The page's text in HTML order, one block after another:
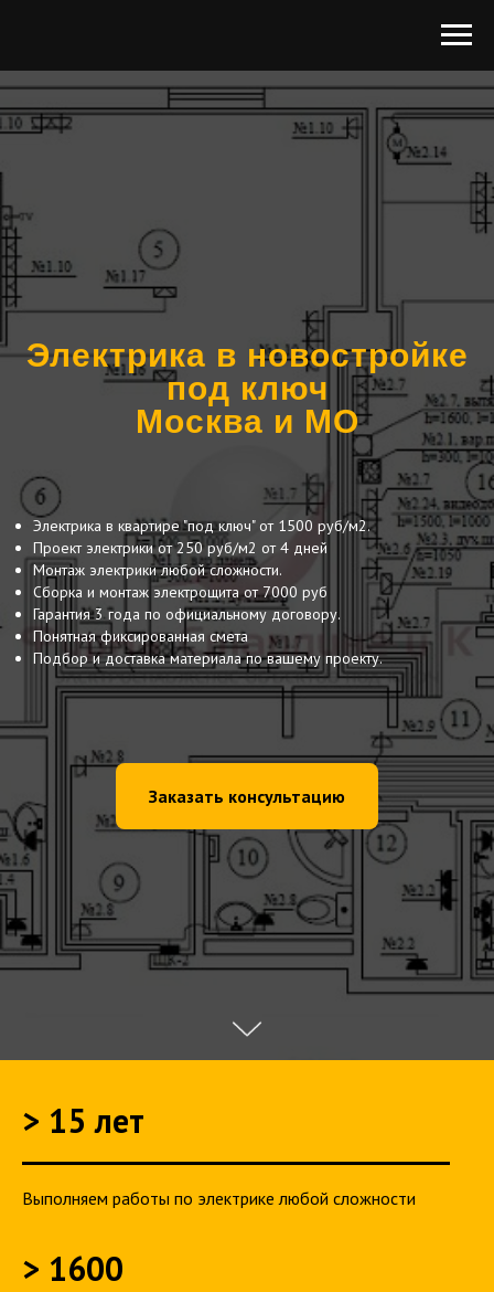
Электрика в новостройке
под ключ
Москва и МО
Электрика в квартире "под ключ" от 1500 руб/м2.
Проект электрики от 250 руб/м2 от 4 дней
Монтаж электрики любой сложности.
Сборка и монтаж электрощита от 7000 руб
Гарантия 3 года по официальному договору.
Понятная фиксированная смета
Подбор и доставка материала по вашему проекту.
Заказать консультацию
> 15 лет
Выполняем работы по электрике любой сложности
> 1600